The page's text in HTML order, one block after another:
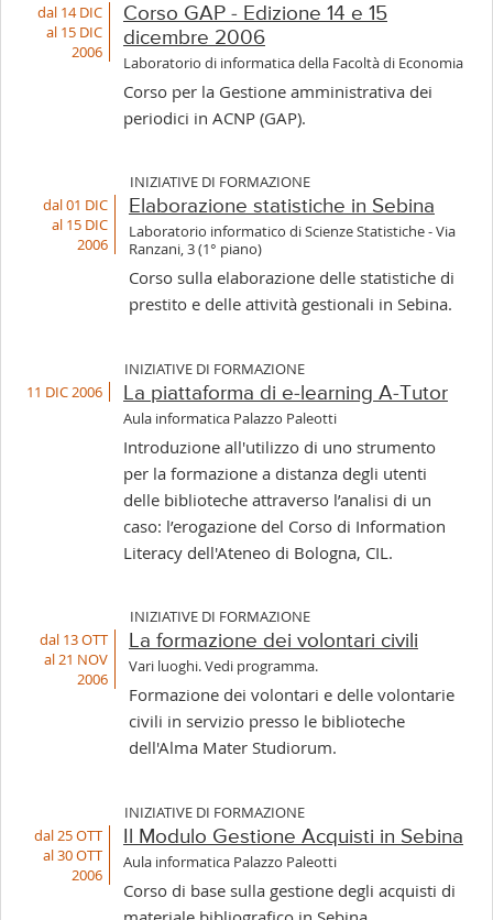
dal 14 DIC
al 15 DIC
2006
Corso GAP - Edizione 14 e 15
dicembre 2006
Laboratorio di informatica della Facoltà di Economia
Corso per la Gestione amministrativa dei
periodici in ACNP (GAP).
INIZIATIVE DI FORMAZIONE
dal 01 DIC
al 15 DIC
2006
Elaborazione statistiche in Sebina
Laboratorio informatico di Scienze Statistiche - Via
Ranzani, 3 (1° piano)
Corso sulla elaborazione delle statistiche di
prestito e delle attività gestionali in Sebina.
INIZIATIVE DI FORMAZIONE
11 DIC 2006
La piattaforma di e-learning A-Tutor
Aula informatica Palazzo Paleotti
Introduzione all'utilizzo di uno strumento
per la formazione a distanza degli utenti
delle biblioteche attraverso l’analisi di un
caso: l’erogazione del Corso di Information
Literacy dell'Ateneo di Bologna, CIL.
INIZIATIVE DI FORMAZIONE
dal 13 OTT
al 21 NOV
2006
La formazione dei volontari civili
Vari luoghi. Vedi programma.
Formazione dei volontari e delle volontarie
civili in servizio presso le biblioteche
dell'Alma Mater Studiorum.
INIZIATIVE DI FORMAZIONE
dal 25 OTT
al 30 OTT
2006
Il Modulo Gestione Acquisti in Sebina
Aula informatica Palazzo Paleotti
Corso di base sulla gestione degli acquisti di